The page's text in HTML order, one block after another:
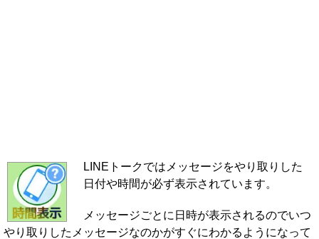
LINEトークではメッセージをやり取りした
日付や時間が必ず表示されています。
メッセージごとに日時が表示されるのでいつ
やり取りしたメッセージなのかがすぐにわかるようになって